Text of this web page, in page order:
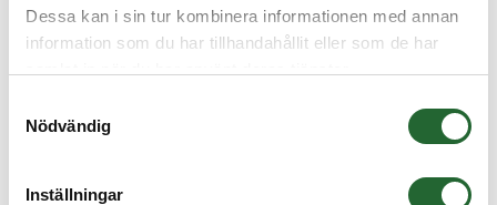
Dessa kan i sin tur kombinera informationen med annan
information som du har tillhandahållit eller som de har
Nödvändig
Inställningar